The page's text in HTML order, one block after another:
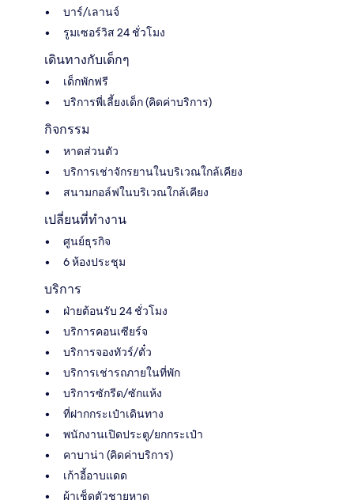
บาร์/เลานจ์
รูมเซอร์วิส 24 ชั่วโมง
เดินทางกับเด็กๆ
เด็กพักฟรี
บริการพี่เลี้ยงเด็ก (คิดค่าบริการ)
กิจกรรม
หาดส่วนตัว
บริการเช่าจักรยานในบริเวณใกล้เคียง
สนามกอล์ฟในบริเวณใกล้เคียง
เปลี่ยนที่ทำงาน
ศูนย์ธุรกิจ
6 ห้องประชุม
บริการ
ฝ่ายต้อนรับ 24 ชั่วโมง
บริการคอนเซียร์จ
บริการจองทัวร์/ตั๋ว
บริการเช่ารถภายในที่พัก
บริการซักรีด/ซักแห้ง
ที่ฝากกระเป๋าเดินทาง
พนักงานเปิดประตู/ยกกระเป๋า
คาบาน่า (คิดค่าบริการ)
เก้าอี้อาบแดด
ผ้าเช็ดตัวชายหาด